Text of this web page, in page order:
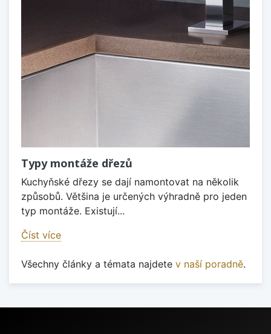
Typy montáže dřezů
Kuchyňské dřezy se dají namontovat na několik
způsobů. Většina je určených výhradně pro jeden
typ montáže. Existují...
Číst více
Všechny články a témata najdete v naší poradně.